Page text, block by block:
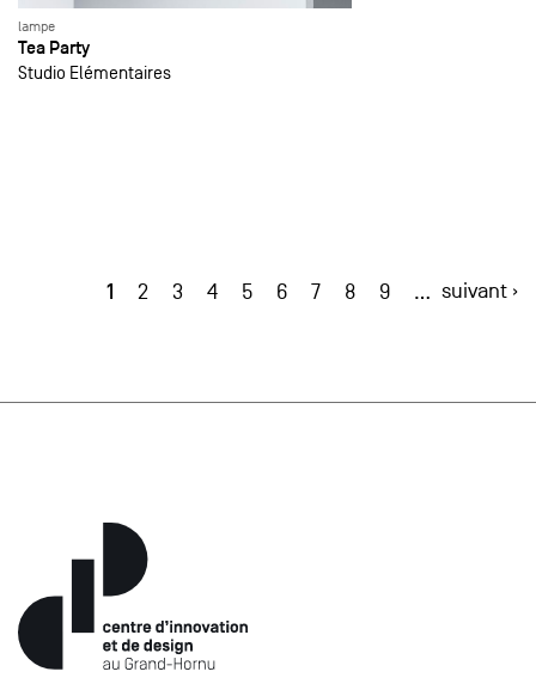
lampe
Tea Party
Studio Elémentaires
1 2 3 4 5 6 7 8 9 … suivant ›